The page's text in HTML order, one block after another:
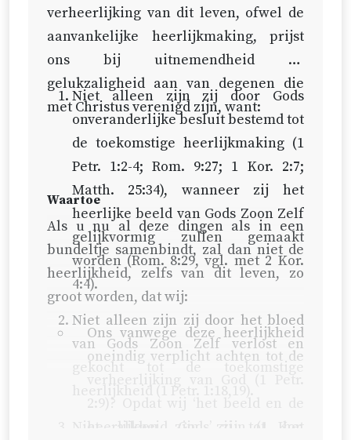
verheerlijking van dit leven, ofwel de
aanvankelijke heerlijkmaking, prijst
ons bij uitnemendheid de
gelukzaligheid aan van degenen die
met Christus verenigd zijn, want:
Niet alleen zijn zij door Gods
onveranderlijke besluit bestemd tot
de toekomstige heerlijkmaking (1
Petr. 1:2-4; Rom. 9:27; 1 Kor. 2:7;
Matth. 25:34), wanneer zij het
heerlijke beeld van Gods Zoon Zelf
gelijkvormig zullen gemaakt
worden (Rom. 8:29, vgl. met2 Kor.
4:4).
Niet alleen zijn zij door het bloed
van Gods Zoon Zelf verlost en
gekocht tot de toekomstige
Waartoe
Als u nu al deze dingen als in een
bundeltje samenbindt, zal dan niet de
heerlijkheid, zelfs van dit leven, zo
groot worden, dat wij:
Ons vanwege deze heerlijkheid
oneindig verplicht achten tot de